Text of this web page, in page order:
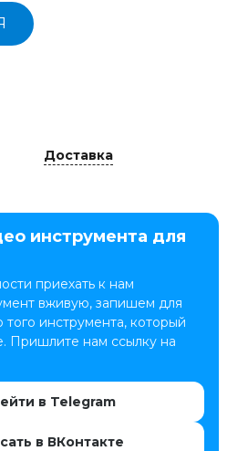
Доставка
инструмента для
приехать к нам
вживую, запишем для
инструмента, который
Пришлите нам ссылку на
в Telegram
в ВКонтакте